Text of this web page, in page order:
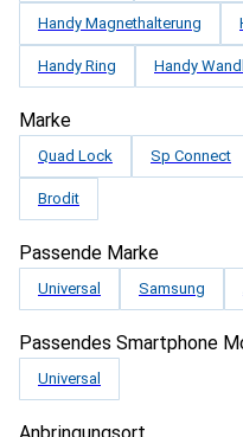
Handy Magnethalterung
Handy Ring Handy
Marke
Quad Lock Sp Connect
Brodit
Passende Marke
Universal Samsung
Passendes Smartphone
Universal